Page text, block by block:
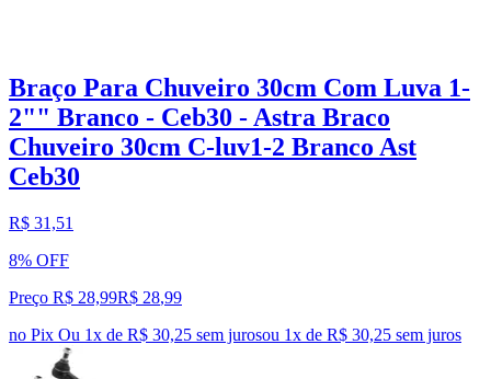
Braço Para Chuveiro 30cm Com Luva 1-
2"" Branco - Ceb30 - Astra Braco
Chuveiro 30cm C-luv1-2 Branco Ast
Ceb30
R$ 31,51
8% OFF
Preço R$ 28,99R$ 28,99
no Pix Ou 1x de R$ 30,25 sem jurosou 1x de R$ 30,25 sem juros